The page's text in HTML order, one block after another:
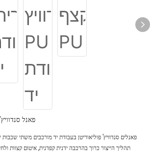
פאנל
פאנלים סנדוויץ' פוליאוריטן בעבודת יד מורכבים משתי